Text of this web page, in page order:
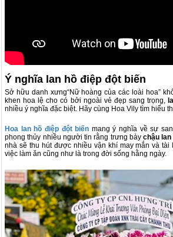
Ý nghĩa lan hồ điệp đột biến
Sở hữu danh xưng“Nữ hoàng của các loài hoa”
khen hoa lệ cho có bởi ngoài vẻ đẹp sang trọng,
nhiều ý nghĩa đặc biệt. Hãy cùng Hoa Vily tìm hiểu
Hoa lan hồ điệp đột biến mang ý nghĩa về sự
phong thủy nhiều người tin rằng trưng bàychậu lan
nhà sẽ thu hút được nhiều vận khí may mắn và tài
việc làm ăn cũng như là trong đời sống hằng ngày.